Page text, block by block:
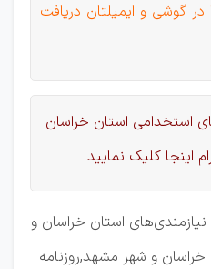
گوشی و ایمیلتان دریافت
استخدامی استان خراسان
اینجا کلیک نمایید
استان خراسان و
و شهر مشهد,روزنامه